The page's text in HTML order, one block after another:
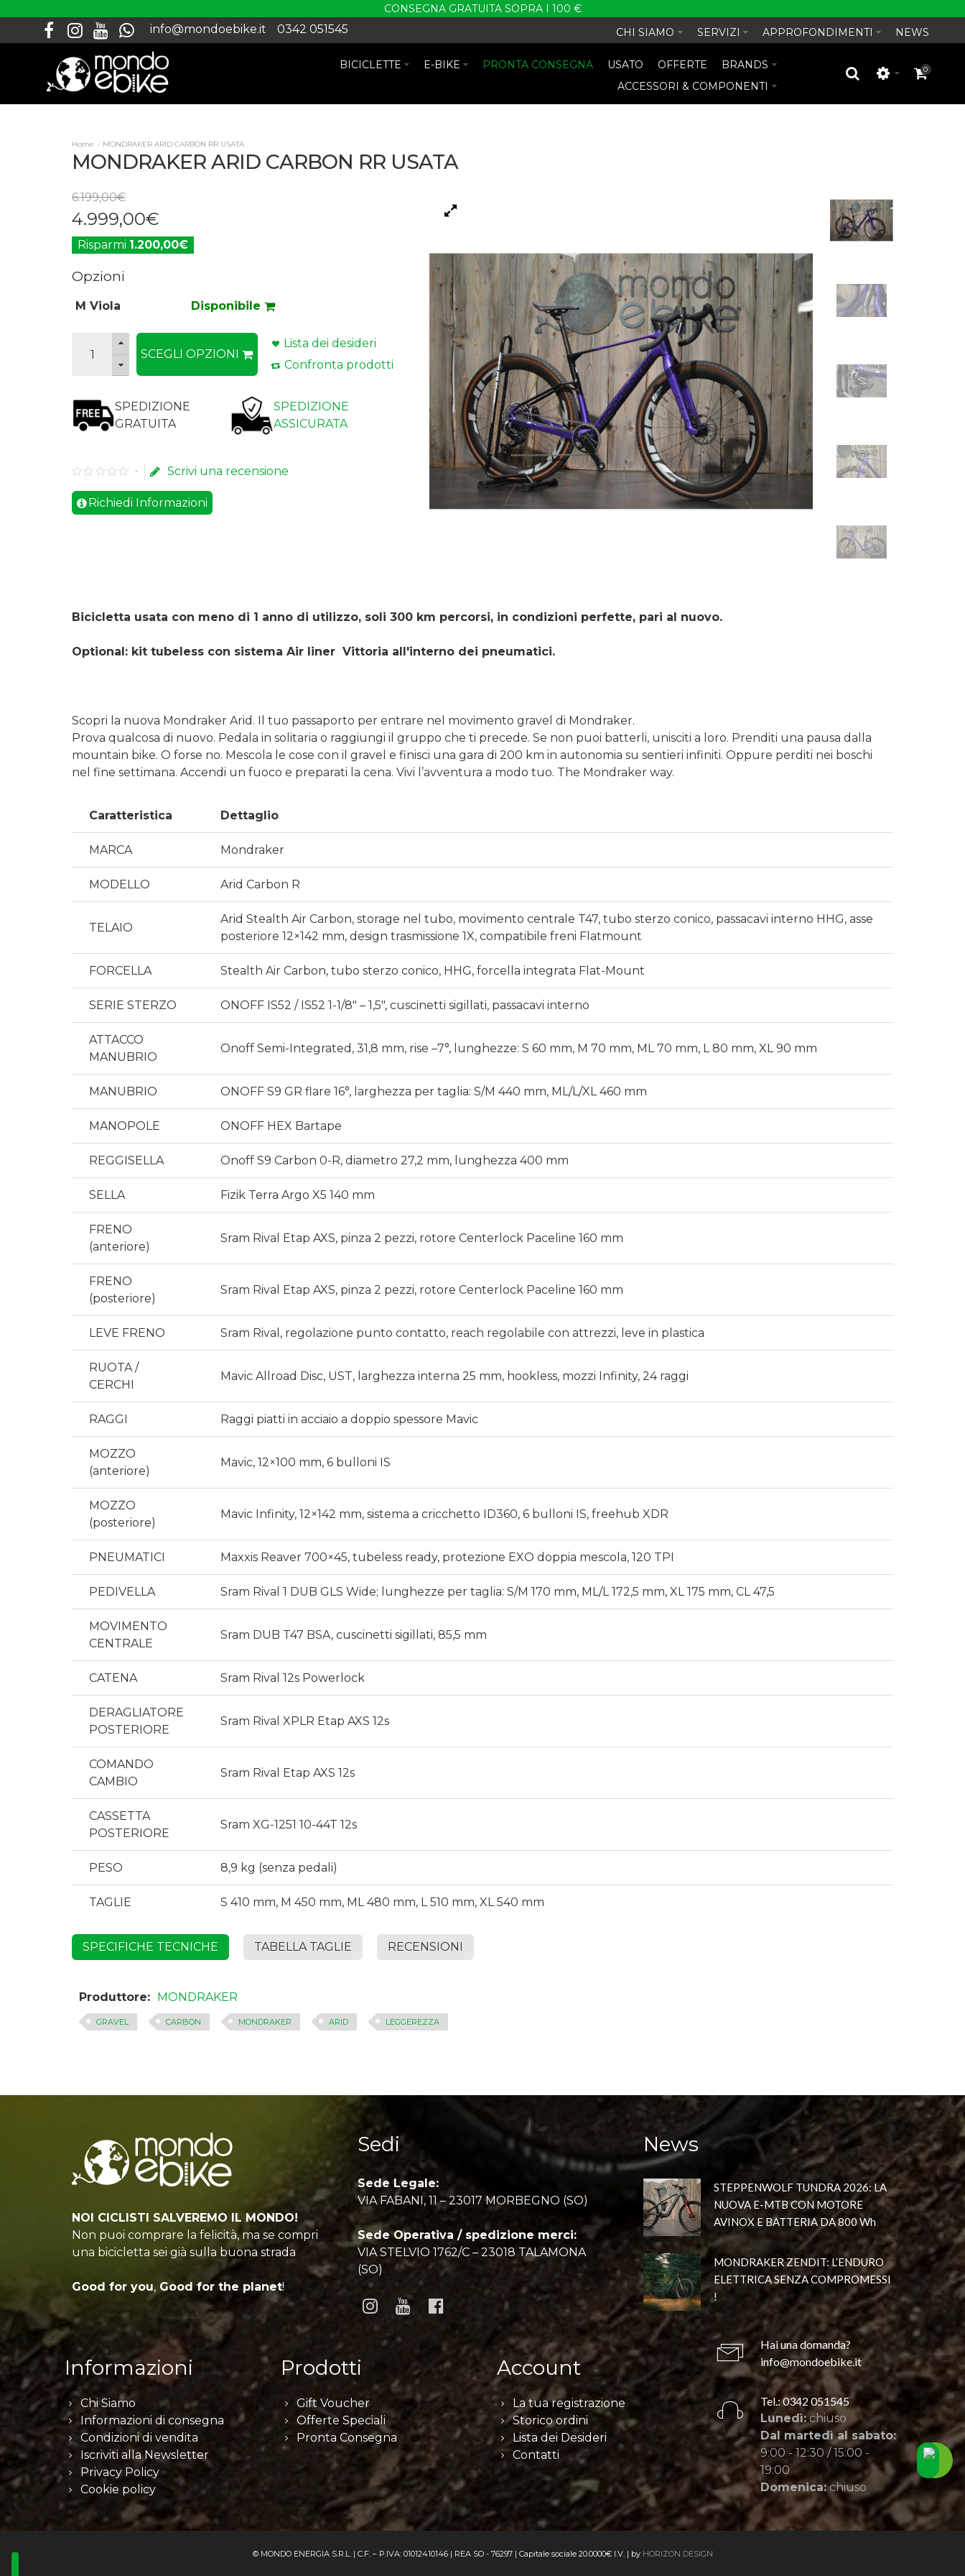
CONSEGNA GRATUITA SOPRA I 100 €
info@mondoebike.it 0342 051545 CHI SIAMO SERVIZI APPROFONDIMENTI NEWS
BICICLETTE E-BIKE PRONTA CONSEGNA USATO OFFERTE
BRANDS
ACCESSORI & COMPONENTI
0
MONDRAKER ARID CARBON RR USATA
MONDRAKER ARID CARBON RR USATA
6.199,00€
4.999,00€
Risparmi 1.200,00€
Opzioni
M Viola Disponibile
SCEGLI OPZIONI
Lista dei desideri
Confronta prodotti
SPEDIZIONE
GRATUITA
SPEDIZIONE
ASSICURATA
- Scrivi una recensione
Richiedi Informazioni
Bicicletta usata con meno di 1 anno di utilizzo, soli 300 km percorsi, in condizioni perfette, pari al nuovo.
Optional: kit tubeless con sistema Air liner Vittoria all'interno dei pneumatici.
Scopri la nuova Mondraker Arid. Il tuo passaporto per entrare nel movimento gravel di Mondraker.
Prova qualcosa di nuovo. Pedala in solitaria o raggiungi il gruppo che ti precede. Se non puoi batterli, unisciti a loro. Prenditi una pausa dalla
mountain bike. O forse no. Mescola le cose con il gravel e finisci una gara di 200 km in autonomia su sentieri infiniti. Oppure perditi nei boschi
nel fine settimana. Accendi un fuoco e preparati la cena. Vivi l’avventura a modo tuo. The Mondraker way.
Caratteristica Dettaglio
MARCA Mondraker
MODELLO Arid Carbon R
TELAIO
Arid Stealth Air Carbon, storage nel tubo, movimento centrale T47, tubo sterzo conico, passacavi interno HHG, asse
posteriore 12×142 mm, design trasmissione 1X, compatibile freni Flatmount
FORCELLA Stealth Air Carbon, tubo sterzo conico, HHG, forcella integrata Flat-Mount
SERIE STERZO ONOFF IS52 / IS52 1-1/8″ – 1,5″, cuscinetti sigillati, passacavi interno
ATTACCO
MANUBRIO
Onoff Semi-Integrated, 31,8 mm, rise –7°, lunghezze: S 60 mm, M 70 mm, ML 70 mm, L 80 mm, XL 90 mm
MANUBRIO ONOFF S9 GR flare 16°, larghezza per taglia: S/M 440 mm, ML/L/XL 460 mm
MANOPOLE ONOFF HEX Bartape
REGGISELLA Onoff S9 Carbon 0-R, diametro 27,2 mm, lunghezza 400 mm
SELLA Fizik Terra Argo X5 140 mm
FRENO
(anteriore)
Sram Rival Etap AXS, pinza 2 pezzi, rotore Centerlock Paceline 160 mm
FRENO
(posteriore)
Sram Rival Etap AXS, pinza 2 pezzi, rotore Centerlock Paceline 160 mm
LEVE FRENO Sram Rival, regolazione punto contatto, reach regolabile con attrezzi, leve in plastica
RUOTA /
CERCHI
Mavic Allroad Disc, UST, larghezza interna 25 mm, hookless, mozzi Infinity, 24 raggi
RAGGI Raggi piatti in acciaio a doppio spessore Mavic
MOZZO
(anteriore)
Mavic, 12×100 mm, 6 bulloni IS
MOZZO
(posteriore)
Mavic Infinity, 12×142 mm, sistema a cricchetto ID360, 6 bulloni IS, freehub XDR
PNEUMATICI Maxxis Reaver 700×45, tubeless ready, protezione EXO doppia mescola, 120 TPI
PEDIVELLA Sram Rival 1 DUB GLS Wide; lunghezze per taglia: S/M 170 mm, ML/L 172,5 mm, XL 175 mm, CL 47,5
MOVIMENTO
CENTRALE
Sram DUB T47 BSA, cuscinetti sigillati, 85,5 mm
CATENA Sram Rival 12s Powerlock
DERAGLIATORE
POSTERIORE
Sram Rival XPLR Etap AXS 12s
COMANDO
CAMBIO
Sram Rival Etap AXS 12s
CASSETTA
POSTERIORE
Sram XG-1251 10-44T 12s
PESO 8,9 kg (senza pedali)
TAGLIE S 410 mm, M 450 mm, ML 480 mm, L 510 mm, XL 540 mm
SPECIFICHE TECNICHE TABELLA TAGLIE RECENSIONI
Produttore: MONDRAKER
GRAVEL CARBON MONDRAKER ARID LEGGEREZZA
NOI CICLISTI SALVEREMO IL MONDO!
Non puoi comprare la felicità, ma se compri
una bicicletta sei già sulla buona strada
Good for you, Good for the planet!
Sedi
Sede Legale:
VIA FABANI, 11 – 23017 MORBEGNO (SO)
Sede Operativa / spedizione merci:
VIA STELVIO 1762/C – 23018 TALAMONA
(SO)
News
STEPPENWOLF TUNDRA 2026: LA
NUOVA E-MTB CON MOTORE
AVINOX E BATTERIA DA 800 Wh
MONDRAKER ZENDIT: L’ENDURO
ELETTRICA SENZA COMPROMESSI
!
Informazioni
Chi Siamo
Informazioni di consegna
Condizioni di vendita
Iscriviti alla Newsletter
Privacy Policy
Cookie policy
Prodotti
Gift Voucher
Offerte Speciali
Pronta Consegna
Account
La tua registrazione
Storico ordini
Lista dei Desideri
Contatti
Hai una domanda?
info@mondoebike.it
Tel.: 0342 051545
Lunedì:chiuso
Dal martedì al sabato:
9:00 - 12:30 / 15:00 -
19:00
Domenica:chiuso
© MONDO ENERGIA S.R.L. | C.F. – P.IVA: 01012410146 | REA SO - 76297 | Capitale sociale 20.0000€ I.V. | by HORIZON DESIGN